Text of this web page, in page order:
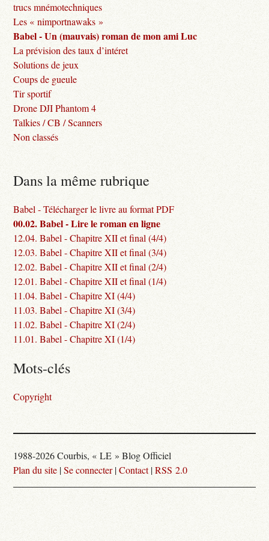
trucs mnémotechniques
Les « nimportnawaks »
Babel - Un (mauvais) roman de mon ami Luc
La prévision des taux d’intéret
Solutions de jeux
Coups de gueule
Tir sportif
Drone DJI Phantom 4
Talkies / CB / Scanners
Non classés
Dans la même rubrique
Babel - Télécharger le livre au format PDF
00.02. Babel - Lire le roman en ligne
12.04. Babel - Chapitre XII et final (4/4)
12.03. Babel - Chapitre XII et final (3/4)
12.02. Babel - Chapitre XII et final (2/4)
12.01. Babel - Chapitre XII et final (1/4)
11.04. Babel - Chapitre XI (4/4)
11.03. Babel - Chapitre XI (3/4)
11.02. Babel - Chapitre XI (2/4)
11.01. Babel - Chapitre XI (1/4)
Mots-clés
Copyright
1988-2026 Courbis, « LE » Blog Officiel
Plan du site |Se connecter|Contact|RSS 2.0